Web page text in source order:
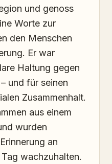
und genoss
Worte zur
den Menschen
Er war
Haltung gegen
und für seinen
Zusammenhalt.
aus einem
wurden
an
wachzuhalten.